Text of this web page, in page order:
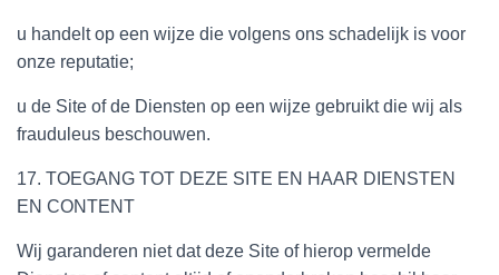
u handelt op een wijze die volgens ons schadelijk is voor
onze reputatie;
u de Site of de Diensten op een wijze gebruikt die wij als
frauduleus beschouwen.
17. TOEGANG TOT DEZE SITE EN HAAR DIENSTEN
EN CONTENT
Wij garanderen niet dat deze Site of hierop vermelde